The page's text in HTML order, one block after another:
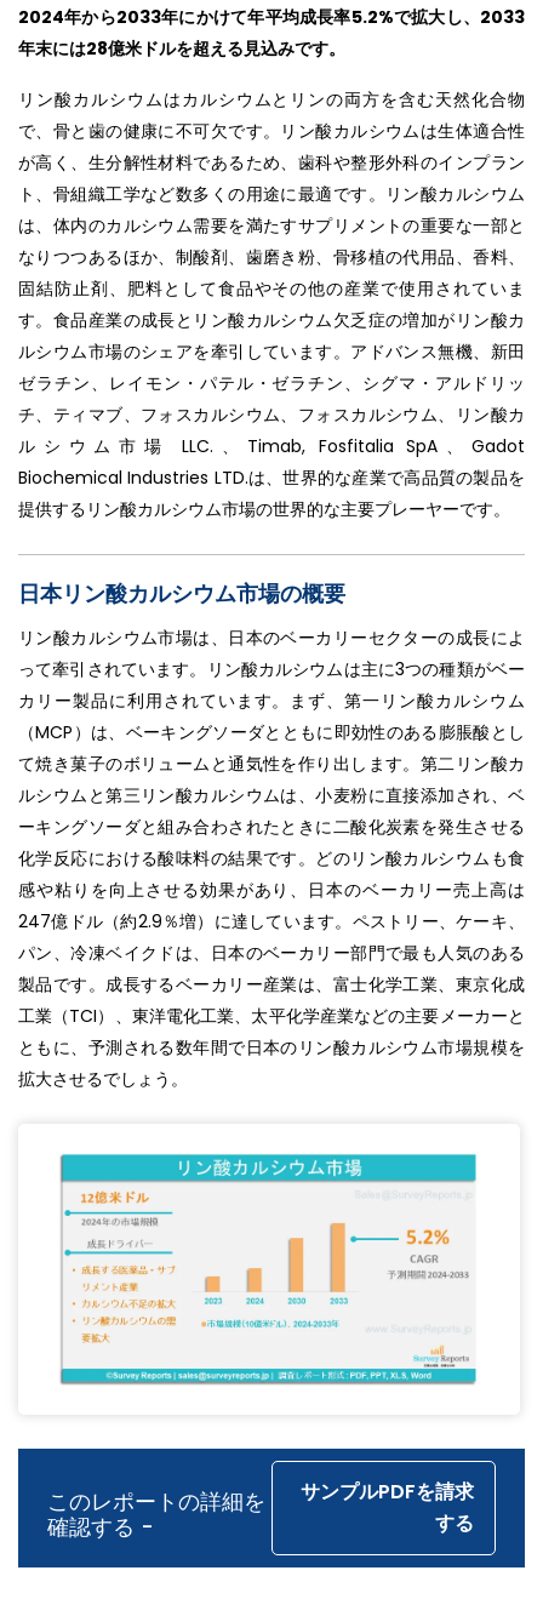
2024年から2033年にかけて年平均成長率5.2%で拡大し、2033
年末には28億米ドルを超える見込みです。
リン酸カルシウムはカルシウムとリンの両方を含む天然化合物
で、骨と歯の健康に不可欠です。リン酸カルシウムは生体適合性
が高く、生分解性材料であるため、歯科や整形外科のインプラン
ト、骨組織工学など数多くの用途に最適です。リン酸カルシウム
は、体内のカルシウム需要を満たすサプリメントの重要な一部と
なりつつあるほか、制酸剤、歯磨き粉、骨移植の代用品、香料、
固結防止剤、肥料として食品やその他の産業で使用されていま
す。食品産業の成長とリン酸カルシウム欠乏症の増加がリン酸カ
ルシウム市場のシェアを牽引しています。アドバンス無機、新田
ゼラチン、レイモン・パテル・ゼラチン、シグマ・アルドリッ
チ、ティマブ、フォスカルシウム、フォスカルシウム、リン酸カ
ルシウム市場 LLC.、Timab, Fosfitalia SpA、Gadot
Biochemical Industries LTD.は、世界的な産業で高品質の製品を
提供するリン酸カルシウム市場の世界的な主要プレーヤーです。
日本リン酸カルシウム市場の概要
リン酸カルシウム市場は、日本のベーカリーセクターの成長によ
って牽引されています。リン酸カルシウムは主に3つの種類がベー
カリー製品に利用されています。まず、第一リン酸カルシウム
（MCP）は、ベーキングソーダとともに即効性のある膨脹酸とし
て焼き菓子のボリュームと通気性を作り出します。第二リン酸カ
ルシウムと第三リン酸カルシウムは、小麦粉に直接添加され、ベ
ーキングソーダと組み合わされたときに二酸化炭素を発生させる
化学反応における酸味料の結果です。どのリン酸カルシウムも食
感や粘りを向上させる効果があり、日本のベーカリー売上高は
247億ドル（約2.9％増）に達しています。ペストリー、ケーキ、
パン、冷凍ベイクドは、日本のベーカリー部門で最も人気のある
製品です。成長するベーカリー産業は、富士化学工業、東京化成
工業（TCI）、東洋電化工業、太平化学産業などの主要メーカーと
ともに、予測される数年間で日本のリン酸カルシウム市場規模を
拡大させるでしょう。
このレポートの詳細を
確認する -
サンプルPDFを請求
する